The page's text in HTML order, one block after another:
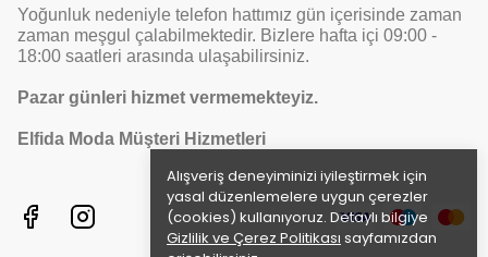
Alışveriş deneyiminizi iyileştirmek için
yasal düzenlemelere uygun çerezler
(cookies) kullanıyoruz. Detaylı bilgiye
Gizlilik ve Çerez Politikası sayfamızdan
Yoğunluk nedeniyle telefon hattımız gün içerisinde zaman
zaman meşgul çalabilmektedir. Bizlere hafta içi 09:00 -
18:00 saatleri arasında ulaşabilirsiniz.
Pazar günleri hizmet vermemekteyiz.
Elfida Moda Müşteri Hizmetleri